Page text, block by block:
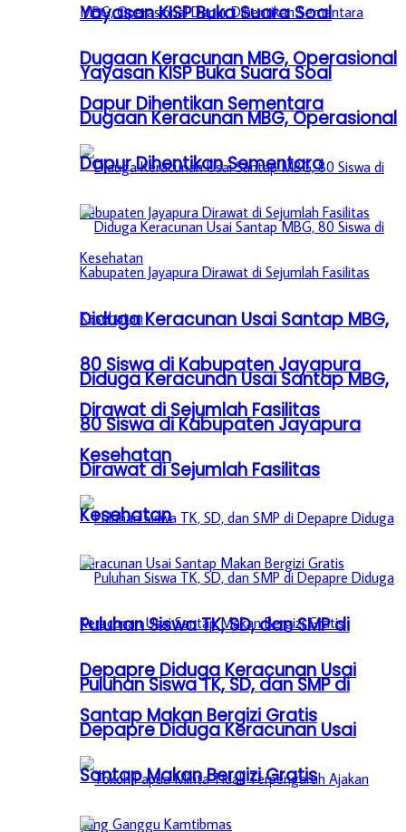
Yayasan KISP Buka Suara Soal
Dugaan Keracunan MBG, Operasional
Dapur Dihentikan Sementara
Diduga Keracunan Usai Santap MBG,
80 Siswa di Kabupaten Jayapura
Dirawat di Sejumlah Fasilitas
Kesehatan
Puluhan Siswa TK, SD, dan SMP di
Depapre Diduga Keracunan Usai
Santap Makan Bergizi Gratis
Yayasan KISP Buka Suara Soal
Dugaan Keracunan MBG, Operasional
Dapur Dihentikan Sementara
Diduga Keracunan Usai Santap MBG,
80 Siswa di Kabupaten Jayapura
Dirawat di Sejumlah Fasilitas
Kesehatan
Puluhan Siswa TK, SD, dan SMP di
Depapre Diduga Keracunan Usai
Santap Makan Bergizi Gratis